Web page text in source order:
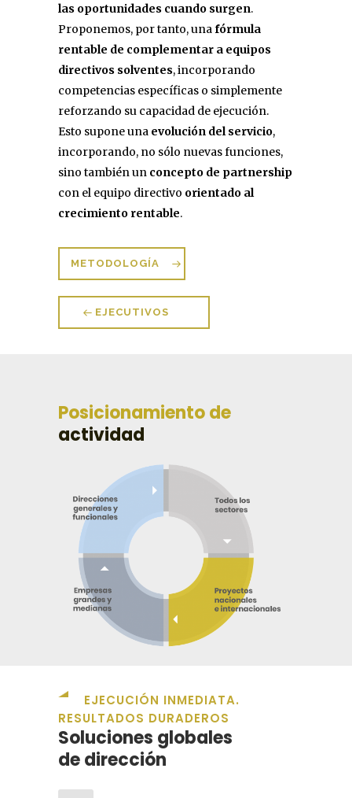
las oportunidades cuando surgen.
Proponemos, por tanto, unafórmula
rentable de complementar a equipos
directivos solventes, incorporando
competencias específicas o simplemente
reforzando su capacidad de ejecución.
Esto supone una evolución del servicio,
incorporando, no sólo nuevas funciones,
sino también un concepto de partnership
con el equipo directivo orientado al
crecimiento rentable.
METODOLOGÍA
EJECUTIVOS
Posicionamiento de
actividad
EJECUCIÓN INMEDIATA.
RESULTADOS DURADEROS
Soluciones globales
de dirección